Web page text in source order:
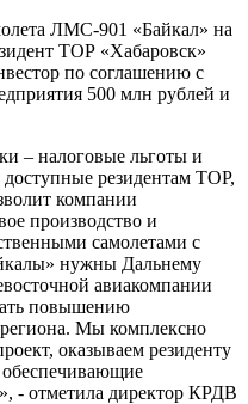
ЛМС-901 «Байкал» на
ТОР «Хабаровск»
по соглашению с
500 млн рублей и
– налоговые льготы и
резидентам ТОР,
компании
производство и
самолетами с
нужны Дальнему
авиакомпании
повышению
Мы комплексно
оказываем резиденту
обеспечивающие
- отметила директор КРДВ